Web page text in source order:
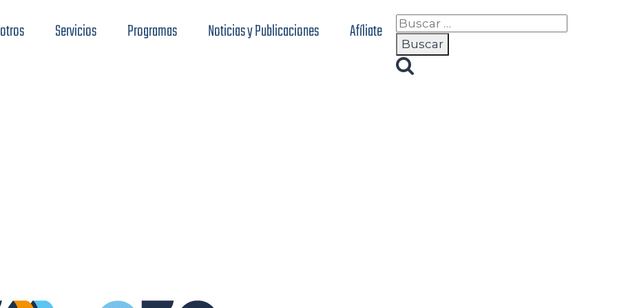
Servicios Programas Noticias y Publicaciones Afíliate